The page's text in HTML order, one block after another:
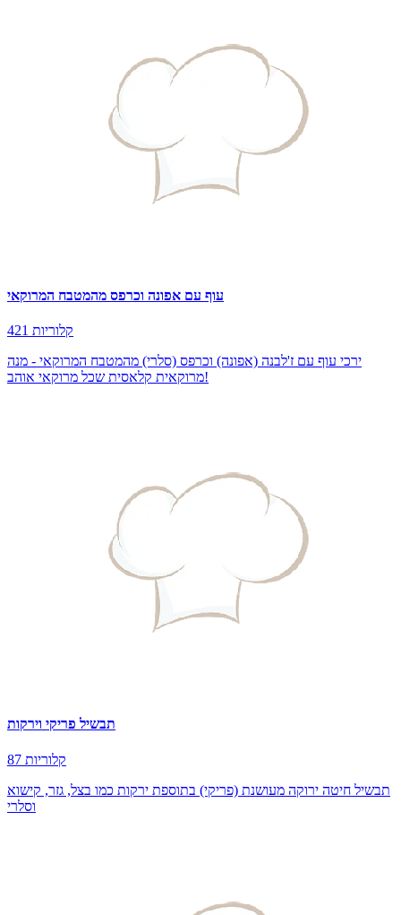
עוף עם אפונה וכרפס מהמטבח המרוקאי
421 קלוריות
ירכי עוף עם ז'לבנה (אפונה) וכרפס (סלרי) מהמטבח המרוקאי - מנה
מרוקאית קלאסית שכל מרוקאי אוהב!
תבשיל פריקי וירקות
87 קלוריות
תבשיל חיטה ירוקה מעושנת (פריקי) בתוספת ירקות כמו בצל, גזר, קישוא
וסלרי